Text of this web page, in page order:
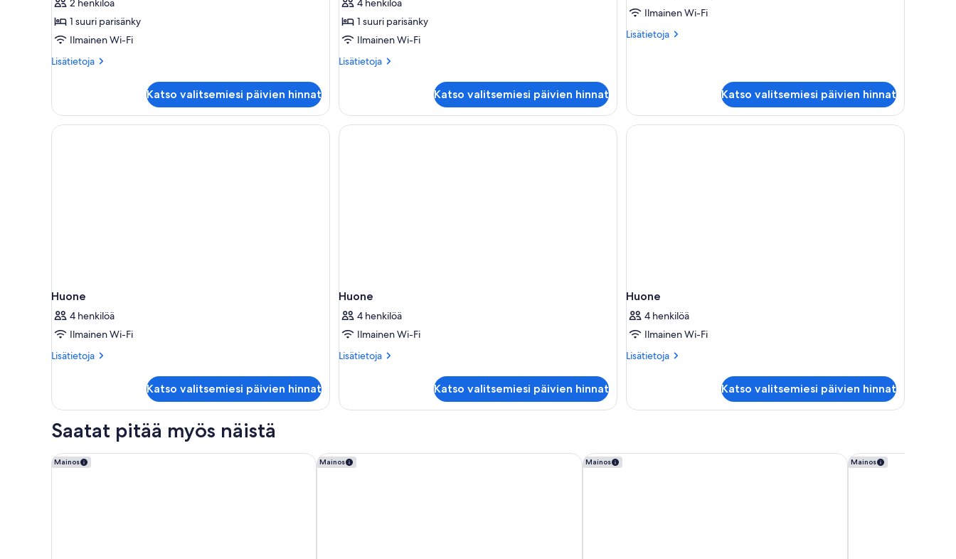
2 henkilöä
1 suuri parisänky
Ilmainen Wi-Fi
Lisätietoja
Lisätietoja
Katso valitsemiesi päivien hinnat
kuvat4 henkilöä
1 suuri parisänky
Ilmainen Wi-Fi
Lisätietoja
Lisätietoja
Parisienne
Katso valitsemiesi päivien hinnat
Suite)Ilmainen Wi-Fi
Lisätietoja
Lisätietoja
Katso valitsemiesi päivien hinnat
Huone
4 henkilöä
Ilmainen Wi-Fi
Lisätietoja
Lisätietoja
Katso valitsemiesi päivien hinnat
Huone
4 henkilöä
Ilmainen Wi-Fi
Lisätietoja
Lisätietoja
Katso valitsemiesi päivien hinnat
Huone
4 henkilöä
Ilmainen Wi-Fi
Lisätietoja
Lisätietoja
Katso valitsemiesi päivien hinnat
Saatat pitää myös näistä
Mainos
Villa Beaumarchais Mainos
Hôtel Bowmann, a Small Luxury Hotel of the World Mainos
Hôtel Da Vinci & Spa Mainos
Dolce By Wyndham